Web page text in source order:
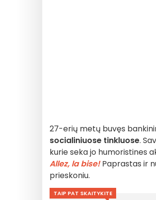
27-erių metų buvęs
socialiniuose tinkluose.
kurie seka jo humoristines
Allez, la bise!Paprastas ir
prieskoniu.
TAIP PAT SKAITYKITE